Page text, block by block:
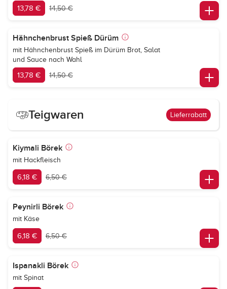
13,78 € 14,50 €
Hähnchenbrust Spieß Dürüm
mit Hähnchenbrust Spieß im Dürüm Brot, Salat
und Sauce nach Wahl
13,78 € 14,50 €
Teigwaren Lieferrabatt
Kiymali Börek
mit Hackfleisch
6,18 € 6,50 €
Peynirli Börek
mit Käse
6,18 € 6,50 €
Ispanakli Börek
mit Spinat